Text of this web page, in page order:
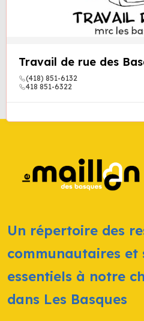
Travail de rue des
(418) 851-6132
418 851-6322
Un répertoire des
communautaires et
essentiels à notre
dans Les Basques